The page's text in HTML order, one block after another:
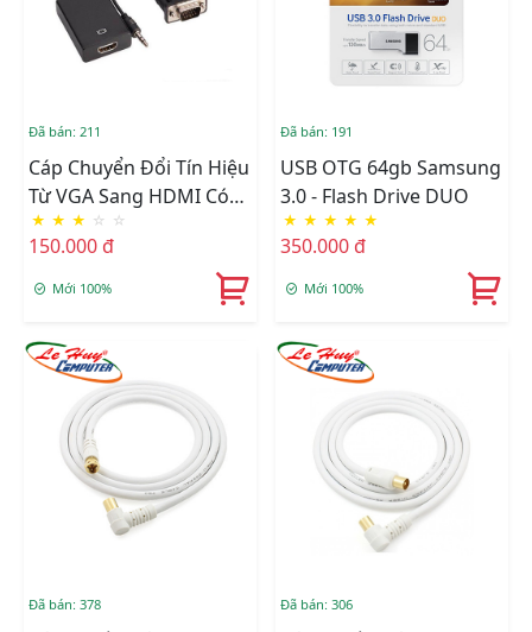
Đã bán: 211
Cáp Chuyển Đổi Tín Hiệu
Từ VGA Sang HDMI Có
Âm Thanh + Cáp Micro
USB Cấp Nguồn
★ ★ ★ ☆ ☆
150.000 đ
Mới 100%
Đã bán: 191
USB OTG 64gb Samsung
3.0 - Flash Drive DUO
★ ★ ★ ★ ★
350.000 đ
Mới 100%
Đã bán: 378 Đã bán: 306